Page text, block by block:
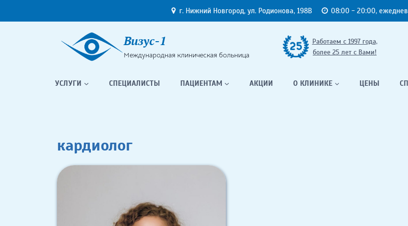
к
г. Нижний Новгород, ул. Родионова, 198В 08:00 - 20:00,
Визус-1
Международная клиническая больница
Работаем с 1997 года,
более 25 лет с Вами!
УСЛУГИ СПЕЦИАЛИСТЫ ПАЦИЕНТАМ АКЦИИ О КЛИНИКЕ ЦЕНЫ
кардиолог